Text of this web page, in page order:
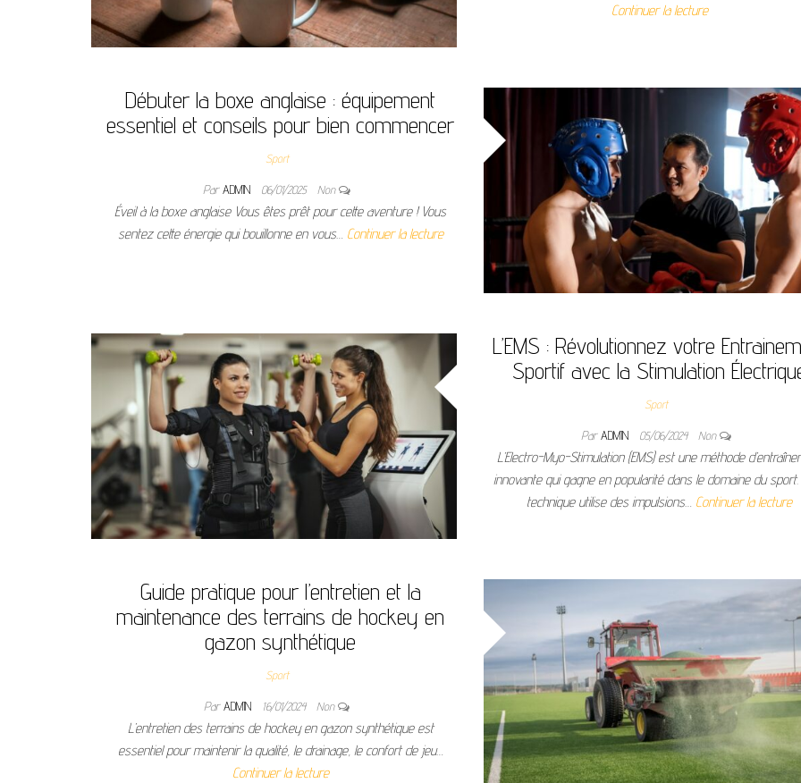
Continuer la lecture
Débuter la boxe anglaise : équipement
essentiel et conseils pour bien commencer
Sport
ParADMIN 06/01/2025 Non
Éveil à la boxe anglaise Vous êtes prêt pour cette aventure ! Vous
sentez cette énergie qui bouillonne en vous… Continuer la lecture
L’EMS : Révolutionnez votre
Sportif avec la Stimulation
Sport
ParADMIN 05/06/2024 Non
L’Electro-Myo-Stimulation (EMS) est une méthode
innovante qui gagne en popularité dans le domaine du sport.
technique utilise des impulsions… Continuer la lecture
Guide pratique pour l’entretien et la
maintenance des terrains de hockey en
gazon synthétique
Sport
ParADMIN 16/01/2024 Non
L’entretien des terrains de hockey en gazon synthétique est
essentiel pour maintenir la qualité, le drainage, le confort de jeu…
Continuer la lecture